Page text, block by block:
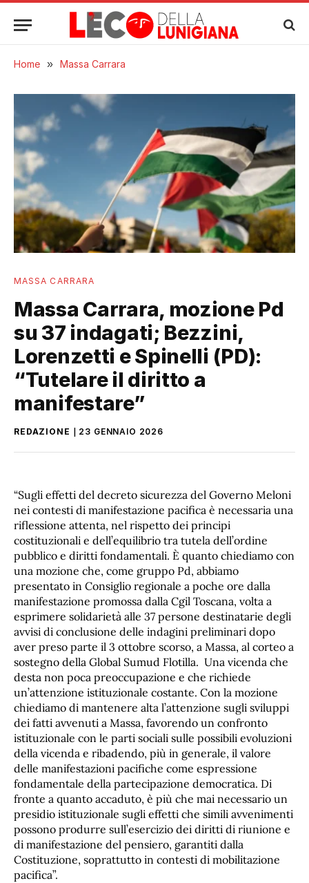
Home » Massa Carrara
MASSA CARRARA
Massa Carrara, mozione Pd
su 37 indagati; Bezzini,
Lorenzetti e Spinelli (PD):
“Tutelare il diritto a
manifestare”
REDAZIONE 23 GENNAIO 2026
“Sugli effetti del decreto sicurezza del Governo Meloni
nei contesti di manifestazione pacifica è necessaria una
riflessione attenta, nel rispetto dei principi
costituzionali e dell’equilibrio tra tutela dell’ordine
pubblico e diritti fondamentali. È quanto chiediamo con
una mozione che, come gruppo Pd, abbiamo
presentato in Consiglio regionale a poche ore dalla
manifestazione promossa dalla Cgil Toscana, volta a
esprimere solidarietà alle 37 persone destinatarie degli
avvisi di conclusione delle indagini preliminari dopo
aver preso parte il 3 ottobre scorso, a Massa, al corteo a
sostegno della Global Sumud Flotilla. Una vicenda che
desta non poca preoccupazione e che richiede
un’attenzione istituzionale costante. Con la mozione
chiediamo di mantenere alta l’attenzione sugli sviluppi
dei fatti avvenuti a Massa, favorendo un confronto
istituzionale con le parti sociali sulle possibili evoluzioni
della vicenda e ribadendo, più in generale, il valore
delle manifestazioni pacifiche come espressione
fondamentale della partecipazione democratica. Di
fronte a quanto accaduto, è più che mai necessario un
presidio istituzionale sugli effetti che simili avvenimenti
possono produrre sull’esercizio dei diritti di riunione e
di manifestazione del pensiero, garantiti dalla
Costituzione, soprattutto in contesti di mobilitazione
pacifica”.